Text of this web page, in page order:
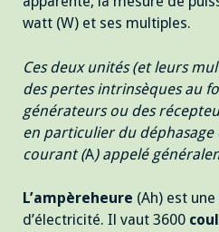
watt (W) et ses multiples.
Ces deux unités (et leurs
des pertes intrinsèques au
générateurs ou des
en particulier du déphasage
courant (A) appelé
L’ampèreheure (Ah) est
d’électricité. Il vaut 3600